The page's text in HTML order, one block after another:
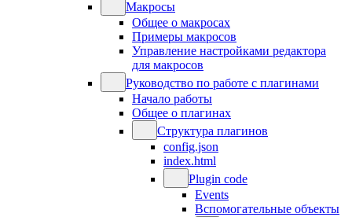
Макросы
Общее о макросах
Примеры макросов
Управление настройками редактора
для макросов
Руководство по работе с плагинами
Начало работы
Общее о плагинах
Структура плагинов
config.json
index.html
Plugin code
Events
Вспомогательные объекты